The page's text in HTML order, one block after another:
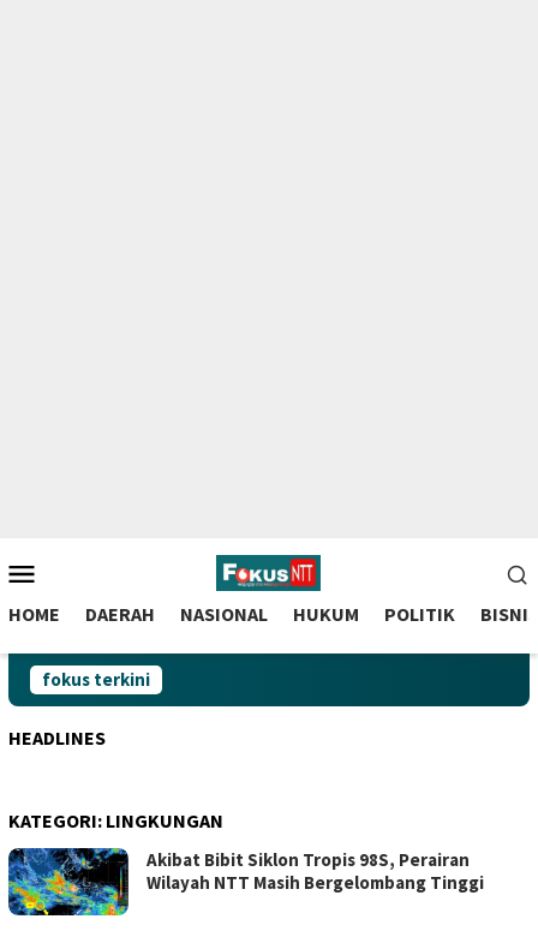
to
contentMobile
HOME DAERAH NASIONAL HUKUM POLITIK BISNIS
fokus terkini
HEADLINES
KATEGORI: LINGKUNGAN
Akibat Bibit Siklon Tropis 98S, Perairan
Wilayah NTT Masih Bergelombang Tinggi